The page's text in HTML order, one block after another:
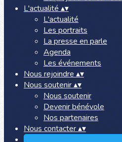
L'actualité ▴▾
L'actualité
Les portraits
La presse en parle
Agenda
Les événements
Nous rejoindre ▴▾
Nous soutenir▴▾
Nous soutenir
Devenir bénévole
Nos partenaires
Nous contacter▴▾